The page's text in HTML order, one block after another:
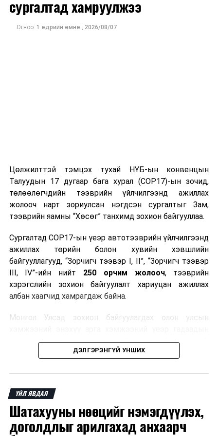
зүүлээ.
сургалтад хамруулжээ
Огноо: 1 өдрийн өмнө , 2026/08/07
Цөлжилттэй тэмцэх тухай НҮБ-ын конвенцын
Талуудын 17 дугаар бага хурал (COP17)-ын зочид,
төлөөлөгчдийн тээврийн үйлчилгээнд ажиллах
жолооч нарт зориулсан нэгдсэн сургалтыг Зам,
тээврийн яамны “Хөсөг” танхимд зохион байгууллаа.
Сургалтад COP17-ын үеэр автотээврийн үйлчилгээнд
ажиллах төрийн болон хувийн хэвшлийн
байгууллагууд, “Зорчигч тээвэр I, II”, “Зорчигч тээвэр
III, IV”-ийн нийт 250 орчим жолооч, тээврийн
хэрэгслийн зохион байгуулалт хариуцан ажиллах
албан хаагчид хамрагдаж байна.
Монгол Улсад зохион байгуулагдах олон улсын
зочид, төлөөлөгчдөд аюулгүй, шуурхай, соёлтой,
мэргэжлийн түвшинд тээврийн үйлчилгээ үзүүлэх
зохион байгуулалтын онцлог, зочид, төлөөлөгчдийн
ангилал, үйлчилгээний стандарт, жолооч нарын үүрэг
хариуцлага, сахилга бат, үйлчилгээний соёл, ёс зүй,
мэргэжлийн харилцааны талаар нэгдсэн мэдээлэл
ДЭЛГЭРЭНГҮЙ УНШИХ
ҮЙЛ ЯВДАЛ
Шатахууны нөөцийг нэмэгдүүлэх,
доголдлыг арилгахад анхаарч